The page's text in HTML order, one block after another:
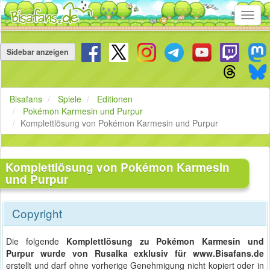
überspringen
Sidebar anzeigen
Bisafans Spiele
Editionen
Pokémon Karmesin und Purpur
Komplettlösung von Pokémon Karmesin und Purpur
Komplettlösung von Pokémon Karmesin
und Purpur
Copyright
Die folgende Komplettlösung zu Pokémon Karmesin und
Purpur wurde von Rusalka exklusiv für www.Bisafans.de
erstellt und darf ohne vorherige Genehmigung nicht kopiert oder in